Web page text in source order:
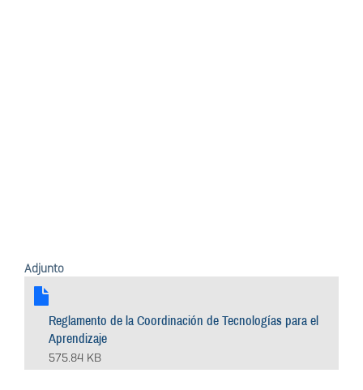
Adjunto
Reglamento de la Coordinación de Tecnologías para el
Aprendizaje
575.84 KB